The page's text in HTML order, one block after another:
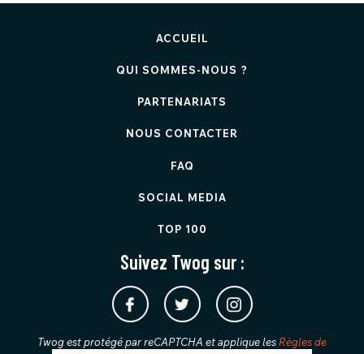
ACCUEIL
QUI SOMMES-NOUS ?
PARTENARIATS
NOUS CONTACTER
FAQ
SOCIAL MEDIA
TOP 100
Suivez Twog sur :
Twog est protégé par reCAPTCHA et applique les Règles de